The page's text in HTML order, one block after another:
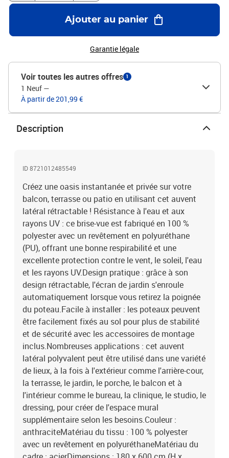
mural supplémentaire selon les besoins.Couleur :
anthraciteMatériau du tissu : 100 % polyester avec un revêtement
en polyuréthaneMatériau du cadre : acierDimensions : 180 x 600
cm (H x l)Assemblage requis : ouiAccessoires de montage inclus
Ajouter au panier
Garantie légale
Voir toutes les autres offres 1
1 Neuf —
À partir de 201,99 €
Description
ID 8721012485549
Créez une oasis instantanée et privée sur votre
balcon, terrasse ou patio en utilisant cet auvent
latéral rétractable ! Résistance à l'eau et aux
rayons UV : ce brise-vue est fabriqué en 100 %
polyester avec un revêtement en polyuréthane
(PU), offrant une bonne respirabilité et une
excellente protection contre le vent, le soleil, l'eau
et les rayons UV.Design pratique : grâce à son
design rétractable, l'écran de jardin s'enroule
automatiquement lorsque vous retirez la poignée
du poteau.Facile à installer : les poteaux peuvent
être facilement fixés au sol pour plus de stabilité
et de sécurité avec les accessoires de montage
inclus.Nombreuses applications : cet auvent
latéral polyvalent peut être utilisé dans une variété
de lieux, à la fois à l'extérieur comme l'arrière-cour,
la terrasse, le jardin, le porche, le balcon et à
l'intérieur comme le bureau, la clinique, le studio, le
dressing, pour créer de l'espace mural
supplémentaire selon les besoins.Couleur :
anthraciteMatériau du tissu : 100 % polyester
avec un revêtement en polyuréthaneMatériau du